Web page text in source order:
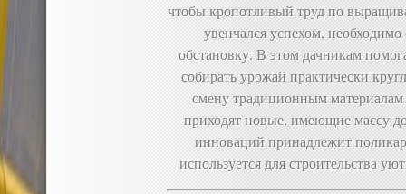
чтобы кропотливый труд по
увенчался успехом,
обстановку. В этом дачникам
собирать урожай практически
смену традиционным материалам
приходят новые, имеющие массу
инноваций принадлежит
используется для строительства